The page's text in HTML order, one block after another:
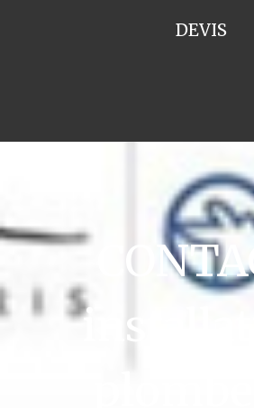
DEVIS